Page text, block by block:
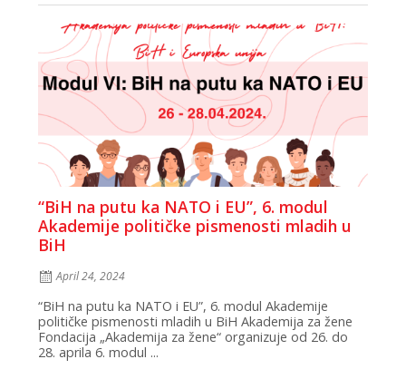
“BiH na putu ka NATO i EU”, 6. modul
Akademije političke pismenosti mladih u
BiH
April 24, 2024
“BiH na putu ka NATO i EU”, 6. modul Akademije
političke pismenosti mladih u BiH Akademija za žene
Fondacija „Akademija za žene“ organizuje od 26. do
28. aprila 6. modul ...